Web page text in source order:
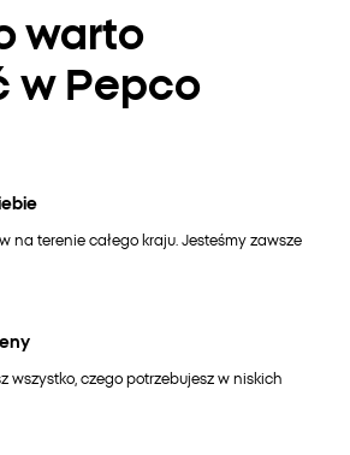
warto
w Pepco
na terenie całego kraju. Jesteśmy zawsze
wszystko, czego potrzebujesz w niskich